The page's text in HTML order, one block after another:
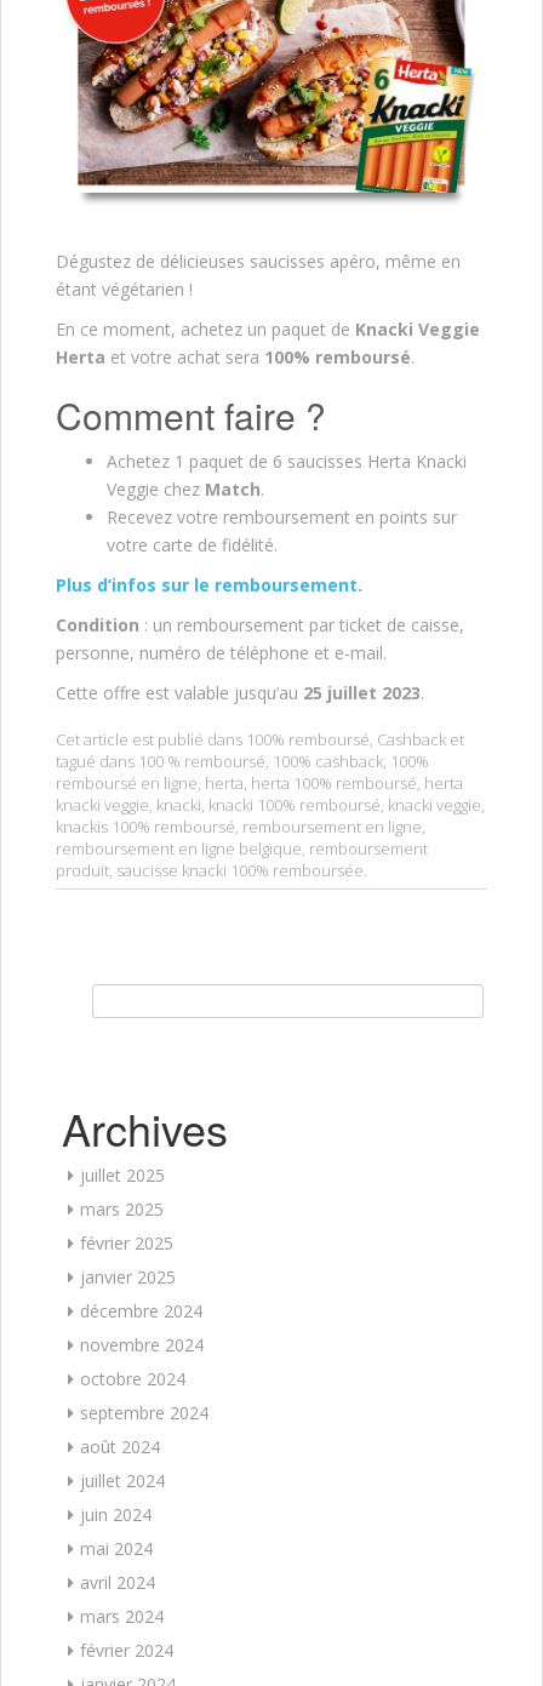
Dégustez de délicieuses saucisses apéro, même en
étant végétarien !
En ce moment, achetez un paquet de Knacki Veggie
Herta et votre achat sera 100% remboursé.
Comment faire ?
Achetez 1 paquet de 6 saucisses Herta Knacki
Veggie chez Match.
Recevez votre remboursement en points sur
votre carte de fidélité.
Plus d’infos sur le remboursement.
Condition : un remboursement par ticket de caisse,
personne, numéro de téléphone et e-mail.
Cette offre est valable jusqu’au 25 juillet 2023.
Cet article est publié dans 100% remboursé, Cashback et
tagué dans 100 % remboursé, 100% cashback, 100%
remboursé en ligne, herta, herta 100% remboursé, herta
knacki veggie, knacki, knacki 100% remboursé, knacki veggie,
knackis 100% remboursé, remboursement en ligne,
remboursement en ligne belgique, remboursement
produit, saucisse knacki 100% remboursée.
Archives
juillet 2025
mars 2025
février 2025
janvier 2025
décembre 2024
novembre 2024
octobre 2024
septembre 2024
août 2024
juillet 2024
juin 2024
mai 2024
avril 2024
mars 2024
février 2024